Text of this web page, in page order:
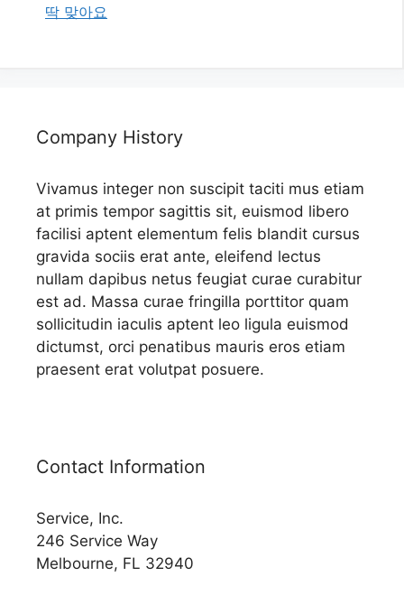
딱 맞아요
Company History
Vivamus integer non suscipit taciti mus etiam
at primis tempor sagittis sit, euismod libero
facilisi aptent elementum felis blandit cursus
gravida sociis erat ante, eleifend lectus
nullam dapibus netus feugiat curae curabitur
est ad. Massa curae fringilla porttitor quam
sollicitudin iaculis aptent leo ligula euismod
dictumst, orci penatibus mauris eros etiam
praesent erat volutpat posuere.
Contact Information
Service, Inc.
246 Service Way
Melbourne, FL 32940